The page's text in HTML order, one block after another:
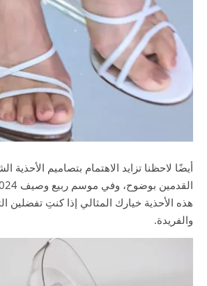
أيضًا لاحظنا تزايد الاهتمام بتصاميم الأحذية
هذه الأحذية خيارك المثالي إذا كنتِ تفضلين
والفريدة.